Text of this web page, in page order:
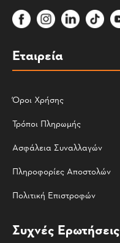
Εταιρεία
Όροι Χρήσης
Τρόποι Πληρωμής
Ασφάλεια Συναλλαγών
Πληροφορίες Αποστολών
Πολιτική Επιστροφών
Συχνές Ερωτήσεις